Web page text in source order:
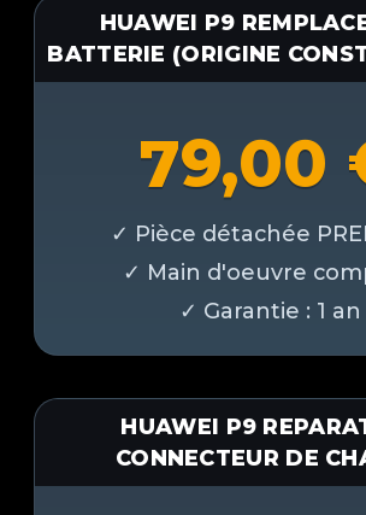
HUAWEI P9
BATTERIE (ORIGINE
79,00
HUAWEI P9
CONNECTEUR DE